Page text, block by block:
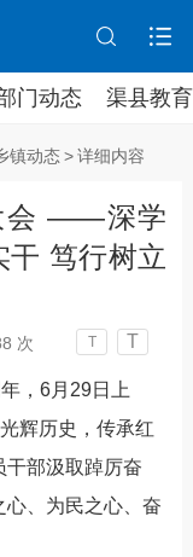
门动态 渠县教育
镇动态 > 详细内容
会 ——深学
干 笃行树立
次 T T
年， 6月 29日上
辉历史 ， 传承红
干部汲取踔厉奋
心、为民之心、奋